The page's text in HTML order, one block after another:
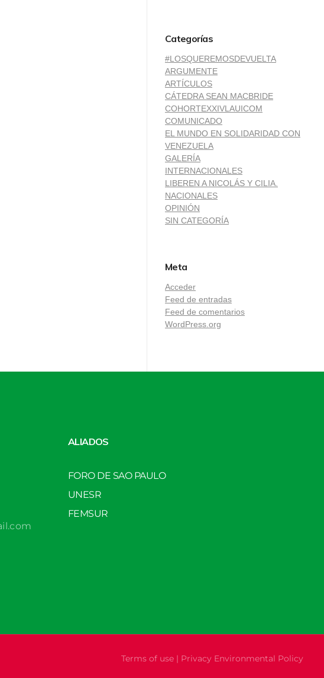
Categorías
#LOSQUEREMOSDEVUELTA
ARGUMENTE
ARTÍCULOS
CÁTEDRA SEAN MACBRIDE
COHORTEXXIVLAUICOM
COMUNICADO
EL MUNDO EN SOLIDARIDAD CON
VENEZUELA
GALERÍA
INTERNACIONALES
LIBEREN A NICOLÁS Y CILIA.
NACIONALES
OPINIÓN
SIN CATEGORÍA
Meta
Acceder
Feed de entradas
Feed de comentarios
WordPress.org
ALIADOS
FORO DE SAO PAULO
UNESR
FEMSUR
Terms of use | Privacy Environmental Policy